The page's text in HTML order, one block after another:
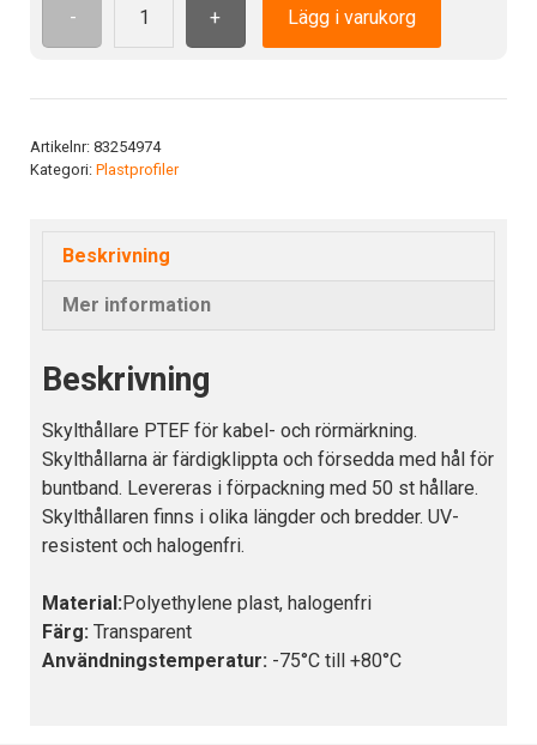
-
PTEF
+ Lägg i varukorg
Artikelnr: 83254974
Kategori: Plastprofiler
Beskrivning
Mer information
Beskrivning
Skylthållare PTEF för kabel- och rörmärkning.
Skylthållarna är färdigklippta och försedda med hål för
buntband. Levereras i förpackning med 50 st hållare.
Skylthållaren finns i olika längder och bredder. UV-
resistent och halogenfri.
Material: Polyethylene plast, halogenfri
Färg: Transparent
Användningstemperatur: -75°C till +80°C